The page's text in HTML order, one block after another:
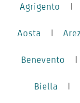
Agrigento |
Aosta |
Benevento |
Biella |